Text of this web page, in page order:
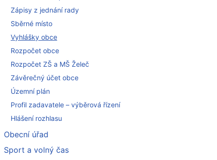
Zápisy z jednání rady
Sběrné místo
Vyhlášky obce
Rozpočet obce
Rozpočet ZŠ a MŠ Želeč
Závěrečný účet obce
Územní plán
Profil zadavatele – výběrová řízení
Hlášení rozhlasu
Obecní úřad
Sport a volný čas